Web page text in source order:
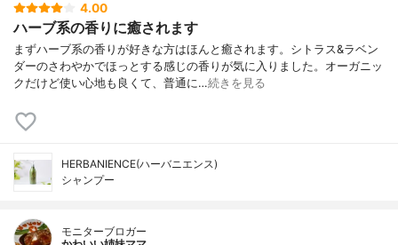
4.00
ハーブ系の香りに癒されます
まずハーブ系の香りが好きな方はほんと癒されます。シトラス&ラベン
ダーのさわやかでほっとする感じの香りが気に入りました。オーガニッ
クだけど使い心地も良くて、普通に…続きを見る
HERBANIENCE(ハーバニエンス)
シャンプー
モニターブロガー